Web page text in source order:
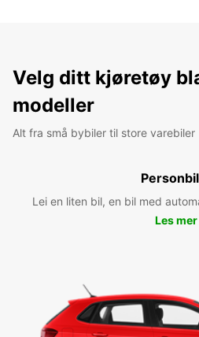
Velg ditt kjøretøy
modeller
Alt fra små bybiler til store varebiler
Lei en liten bil, en bil med
Les mer